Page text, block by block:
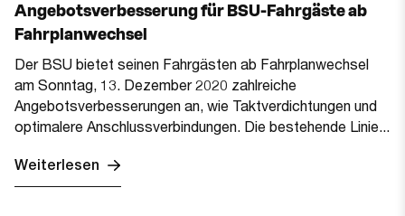
Angebotsverbesserung für BSU-Fahrgäste ab
Fahrplanwechsel
Der BSU bietet seinen Fahrgästen ab Fahrplanwechsel
am Sonntag, 13. Dezember 2020 zahlreiche
Angebotsverbesserungen an, wie Taktverdichtungen und
optimalere Anschlussverbindungen. Die bestehende Linie...
Weiterlesen